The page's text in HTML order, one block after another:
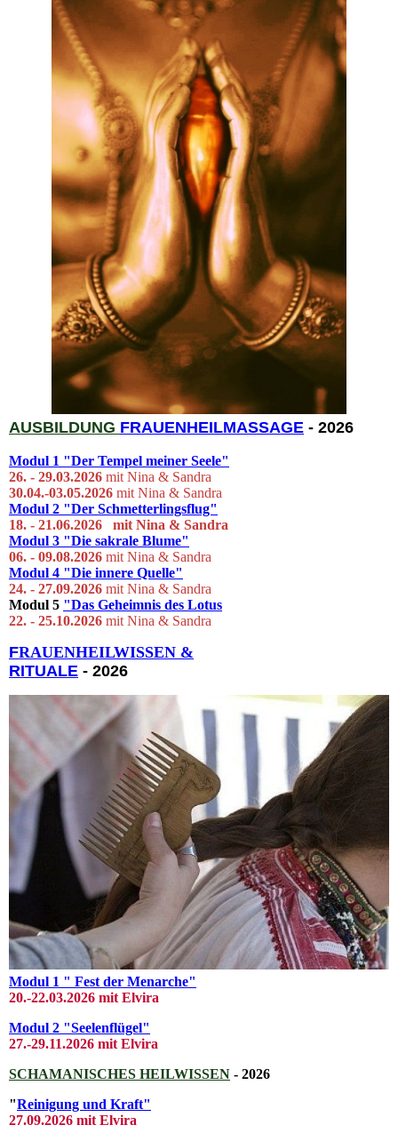
AUSBILDUNG FRAUENHEILMASSAGE - 2026
Modul 1 "Der Tempel meiner Seele"
26. - 29.03.2026 mit Nina & Sandra
30.04.-03.05.2026 mit Nina & Sandra
Modul 2 "Der Schmetterlingsflug"
18. - 21.06.2026 mit Nina & Sandra
Modul 3 "Die sakrale Blume"
06. - 09.08.2026 mit Nina & Sandra
Modul 4 "Die innere Quelle"
24. - 27.09.2026 mit Nina & Sandra
Modul 5 "Das Geheimnis des Lotus
22. - 25.10.2026 mit Nina & Sandra
FRAUENHEILWISSEN &
RITUALE - 2026
Modul 1 " Fest der Menarche"
20.-22.03.2026 mit Elvira
Modul 2 "Seelenflügel"
27.-29.11.2026 mit Elvira
SCHAMANISCHES HEILWISSEN - 2026
"Reinigung und Kraft"
27.09.2026 mit Elvira